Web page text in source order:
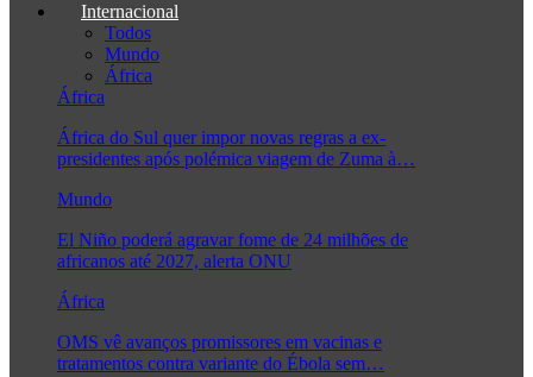
Internacional
Todos
Mundo
África
África
África do Sul quer impor novas regras a ex-
presidentes após polémica viagem de Zuma à…
Mundo
El Niño poderá agravar fome de 24 milhões de
africanos até 2027, alerta ONU
África
OMS vê avanços promissores em vacinas e
tratamentos contra variante do Ébola sem…